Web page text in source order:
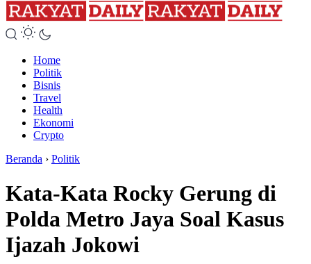
Home
Politik
Bisnis
Travel
Health
Ekonomi
Crypto
Beranda › Politik
Kata-Kata Rocky Gerung di
Polda Metro Jaya Soal Kasus
Ijazah Jokowi